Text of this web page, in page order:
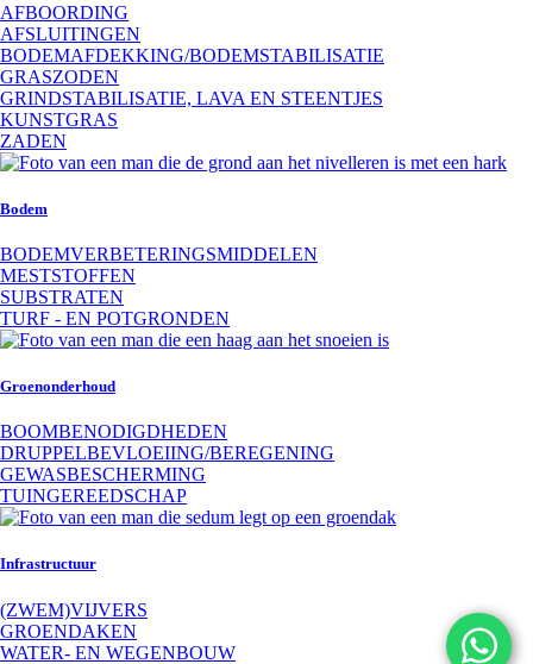
AFBOORDING
AFSLUITINGEN
BODEMAFDEKKING/BODEMSTABILISATIE
GRASZODEN
GRINDSTABILISATIE, LAVA EN STEENTJES
KUNSTGRAS
ZADEN
Bodem
BODEMVERBETERINGSMIDDELEN
MESTSTOFFEN
SUBSTRATEN
TURF - EN POTGRONDEN
Groenonderhoud
BOOMBENODIGDHEDEN
DRUPPELBEVLOEIING/BEREGENING
GEWASBESCHERMING
TUINGEREEDSCHAP
Infrastructuur
(ZWEM)VIJVERS
GROENDAKEN
WATER- EN WEGENBOUW